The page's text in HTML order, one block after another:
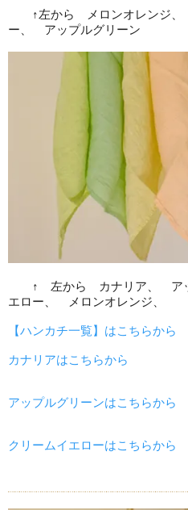
↑左から メロンオレンジ、
ー、 アップルグリーン
↑ 左から カナリア、 アッ
エロー、 メロンオレンジ、
【ハンカチ一覧】はこちらから
カナリアはこちらから
アップルグリーンはこちらから
クリームイエローはこちらから